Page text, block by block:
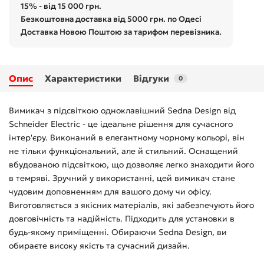
15% - від 15 000 грн.
Безкоштовна доставка від 5000 грн. по Одесі
Доставка Новою Поштою за тарифом перевізника.
Опис Характеристики Відгуки 0
Вимикач з підсвіткою одноклавішний Sedna Design від
Schneider Electric - це ідеальне рішення для сучасного
інтер'єру. Виконаний в елегантному чорному кольорі, він
не тільки функціональний, але й стильний. Оснащений
вбудованою підсвіткою, що дозволяє легко знаходити його
в темряві. Зручний у використанні, цей вимикач стане
чудовим доповненням для вашого дому чи офісу.
Виготовляється з якісних матеріалів, які забезпечують його
довговічність та надійність. Підходить для установки в
будь-якому приміщенні. Обираючи Sedna Design, ви
обираєте високу якість та сучасний дизайн.